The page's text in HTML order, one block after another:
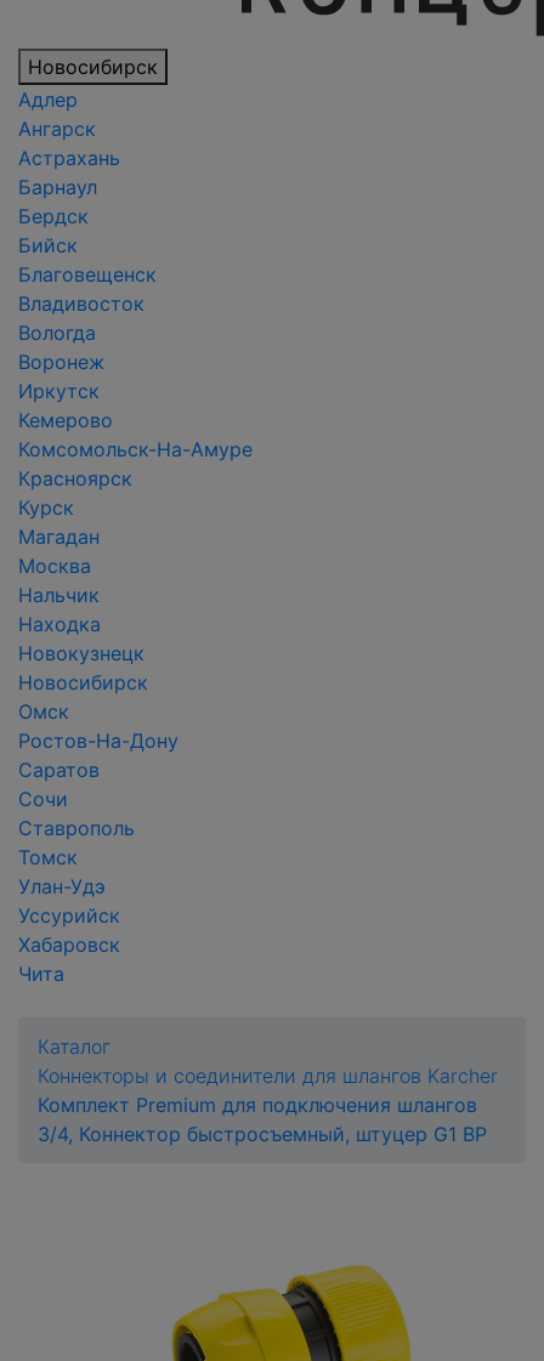
Новосибирск
Адлер
Ангарск
Астрахань
Барнаул
Бердск
Бийск
Благовещенск
Владивосток
Вологда
Воронеж
Иркутск
Кемерово
Комсомольск-На-Амуре
Красноярск
Курск
Магадан
Москва
Нальчик
Находка
Новокузнецк
Новосибирск
Омск
Ростов-На-Дону
Саратов
Сочи
Ставрополь
Томск
Улан-Удэ
Уссурийск
Хабаровск
Чита
Каталог
Коннекторы и соединители для шлангов Karcher
Комплект Premium для подключения шлангов
3/4, Коннектор быстросъемный, штуцер G1 ВР